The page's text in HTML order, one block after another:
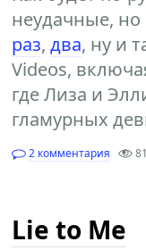
неудачные,
раз,два, ну и
Videos,
где Лиза и
гламурных
2 комментария 81
Lie to Me